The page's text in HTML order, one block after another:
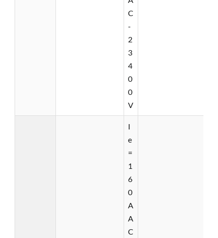
C
-
2
3
4
0
0
V
I
e
=
1
6
0
A
A
C